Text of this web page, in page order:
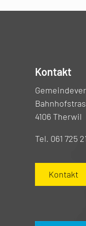
Kontakt
4106 Therwil
Tel. 061 725
Kontakt